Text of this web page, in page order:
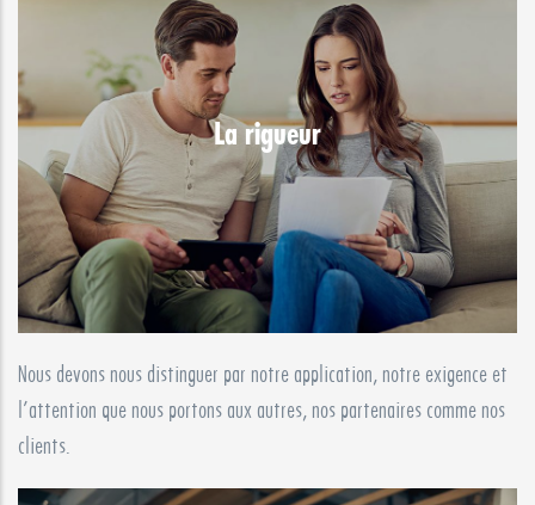
La rigueur
Nous devons nous distinguer par notre application, notre exigence et
l’attention que nous portons aux autres, nos partenaires comme nos
clients.